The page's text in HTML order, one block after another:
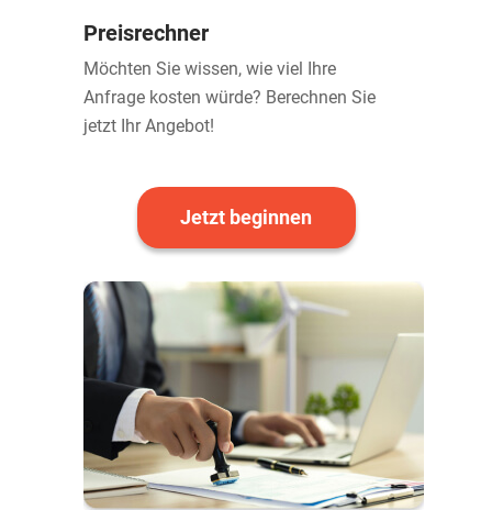
Preisrechner
Möchten Sie wissen, wie viel Ihre
Anfrage kosten würde? Berechnen Sie
jetzt Ihr Angebot!
Jetzt beginnen